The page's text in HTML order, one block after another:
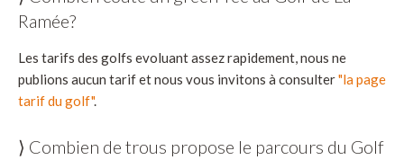
Ramée?
Les tarifs des golfs evoluant assez rapidement, nous ne
publions aucun tarif et nous vous invitons à consulter"la page
tarif du golf".
⟩ Combien de trous propose le parcours du Golf